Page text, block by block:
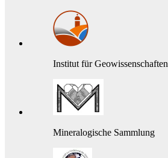
Institut für Geowissenschaften
Mineralogische Sammlung